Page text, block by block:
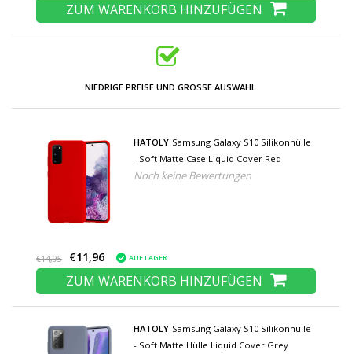
ZUM WARENKORB HINZUFÜGEN
NIEDRIGE PREISE UND GROSSE AUSWAHL
HATOLY Samsung Galaxy S10 Silikonhülle
- Soft Matte Case Liquid Cover Red
Noch keine Bewertungen
€14,95 €11,96 AUF LAGER
ZUM WARENKORB HINZUFÜGEN
HATOLY Samsung Galaxy S10 Silikonhülle
- Soft Matte Hülle Liquid Cover Grey